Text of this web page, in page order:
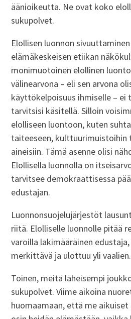
äänioikeutta. Ne ovat koko
sukupolvet.
Elollisen luonnon
elämäkeskeisen etiikan
monimuotoinen elollinen
välinearvona – eli sen arvona
käyttökelpoisuus ihmiselle – ei
tarvitsisi käsitellä. Silloin
elolliseen luontoon, kuten
taiteeseen, kulttuurimuistoihin
aineisiin. Tämä asenne olisi
Elollisella luonnolla on
tarvitsee demokraattisessa
edustajan.
Luonnonsuojelujärjestöt
riitä. Elolliselle luonnolle pitää
varoilla lakimääräinen
merkittävä ja ulottuu yli vaalien.
Toinen, meitä läheisempi
sukupolvet. Viime aikoina
huomaamaan, että me